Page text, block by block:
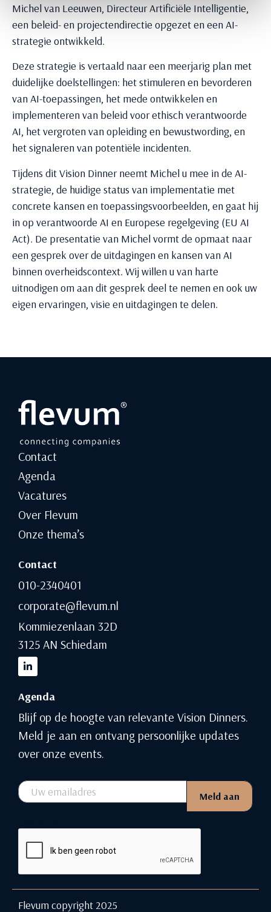
Michel van Leeuwen, Directeur Artificiële Intelligentie,
een beleid- en projectendirectie opgezet en een AI-
strategie ontwikkeld.
Deze strategie is vertaald naar een meerjarig plan met
duidelijke doelstellingen: het stimuleren en bevorderen
van AI-toepassingen, het mede ontwikkelen en
implementeren van beleid voor ethisch verantwoorde
AI, het vergroten van opleiding en bewustwording, en
het signaleren van potentiële incidenten.
Tijdens dit Vision Dinner neemt Michel u mee in de AI-
strategie, de huidige status van implementatie met
concrete kansen en toepassingsvoorbeelden, en gaat hij
in op verantwoorde AI en Europese regelgeving (EU AI
Act). De presentatie van Michel vormt de opmaat naar
een gesprek over de uitdagingen en kansen van AI
binnen overheidscontext. Wij willen u van harte
uitnodigen om aan dit gesprek deel te nemen en ook uw
eigen ervaringen, visie en uitdagingen te delen.
Contact
Agenda
Vacatures
Over Flevum
Onze thema’s
Contact
010-2340401
corporate@flevum.nl
Kommiezenlaan 32D
3125 AN Schiedam
Agenda
Blijf op de hoogte van relevante Vision Dinners.
Meld je aan en ontvang persoonlijke updates
over onze events.
Email
Meld aan
Flevum copyright 2025